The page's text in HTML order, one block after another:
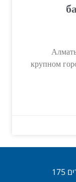
крупном